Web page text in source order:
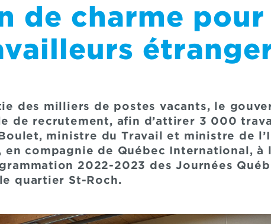
de charme
des milliers de postes vacants, le
de recrutement, afin d’attirer 3 000
ministre du Travail et ministre de
compagnie de Québec International, à
2022-2023 des Journées
quartier St-Roch.